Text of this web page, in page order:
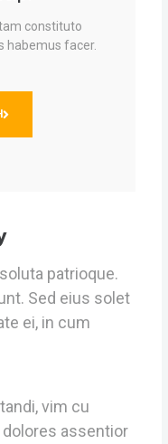
constituto
habemus facer.
patrioque.
Sed eius solet
ei, in cum
vim cu
assentior